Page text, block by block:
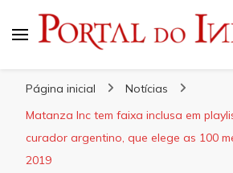
Página inicial
Notícias
Matanza Inc tem faixa inclusa em
curador argentino, que elege as 100
2019